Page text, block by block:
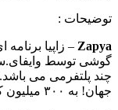
توضیحات :
Zapya
گوشی توسط
چند پلتفرمی می
جهان! به ۳۰۰ میلیون کاربر جهانی ملحق شوید.